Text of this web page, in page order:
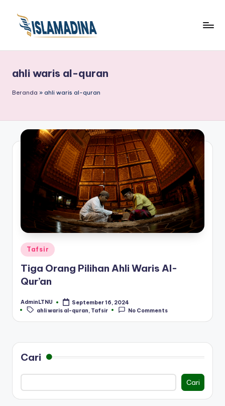
ahli waris al-quran
Beranda » ahli waris al-quran
Posted
in
Tafsir
Tiga Orang Pilihan Ahli Waris Al-
Qur’an
Posted
by
AdminLTNU September 16, 2024
Tags:
ahli waris al-quran Tafsir No Comments
Cari
Cari